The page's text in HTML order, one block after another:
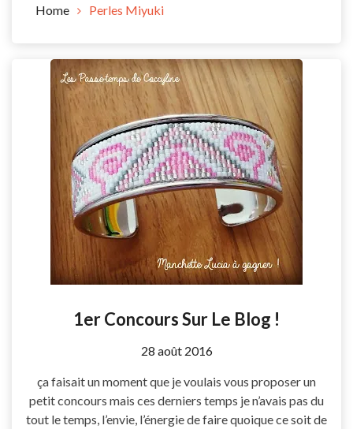
Home Perles Miyuki
1er Concours Sur Le Blog !
by
28 août 2016
ça faisait un moment que je voulais vous proposer un
petit concours mais ces derniers temps je n’avais pas du
tout le temps, l’envie, l’énergie de faire quoique ce soit de